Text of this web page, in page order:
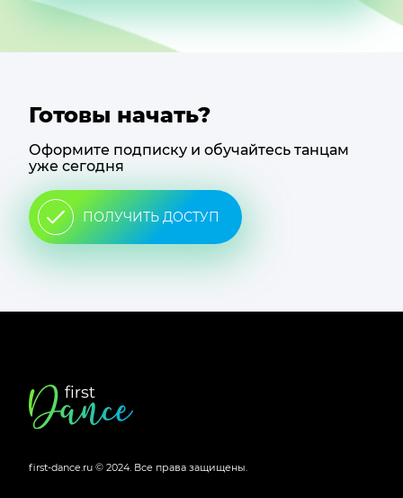
Готовы начать?
Оформите подписку и обучайтесь танцам
уже сегодня
ПОЛУЧИТЬ ДОСТУП
Футер
сайта
first-dance.ru © 2024. Все права защищены.